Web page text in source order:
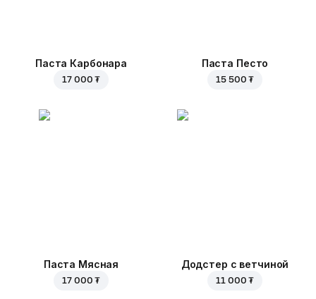
Паста Карбонара
17 000 ₮
Паста Песто
15 500 ₮
Паста Мясная
17 000 ₮
Додстер с ветчиной
11 000 ₮